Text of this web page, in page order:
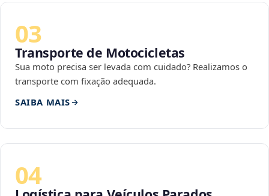
03
Transporte de Motocicletas
Sua moto precisa ser levada com cuidado? Realizamos o
transporte com fixação adequada.
SAIBA MAIS
04